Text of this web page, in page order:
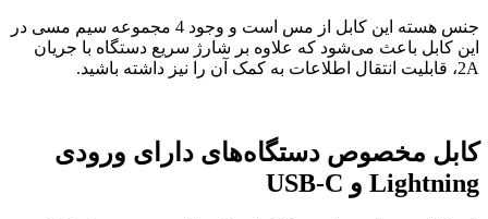
جنس هسته این کابل از مس است و وجود 4 مجموعه سیم مسی در
این کابل باعث می‌شود که علاوه بر شارژ سریع دستگاه با جریان
2A، قابلیت انتقال اطلاعات به کمک آن را نیز داشته باشید.
کابل مخصوص دستگاه‌های دارای ورودی
Lightning و USB-C